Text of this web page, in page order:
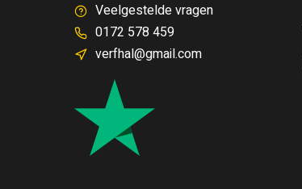
Veelgestelde vragen
0172 578 459
verfhal@gmail.com